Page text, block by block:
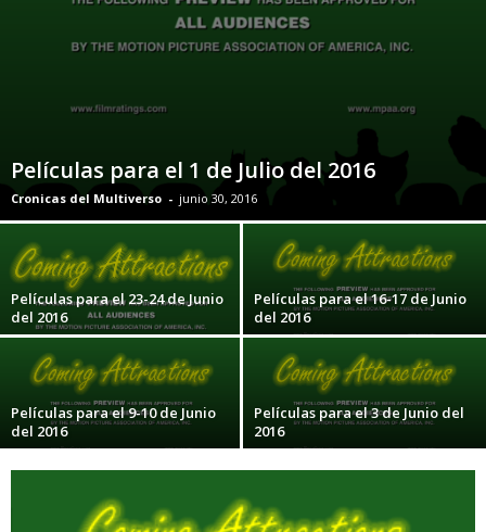
Películas para el 1 de Julio del 2016
Cronicas del Multiverso - junio 30, 2016
Películas para el 23-24 de Junio
del 2016
Películas para el 16-17 de Junio
del 2016
Películas para el 9-10 de Junio
del 2016
Películas para el 3 de Junio del
2016